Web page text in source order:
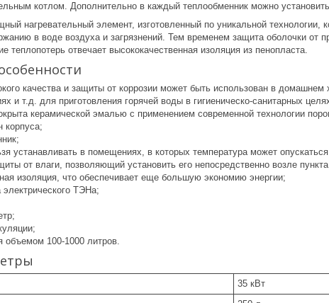
котлом. Дополнительно в каждый теплообменник можно
нагревательный элемент, изготовленный по уникальной технологии,
в воде воздуха и загрязнений. Тем временем защита оболочки от
теплопотерь отвечает высококачественная изоляция из пенопласта.
качества и защиты от коррозии может быть использован в
и т.д. для приготовления горячей воды в гигиеническо-санитарных
керамической эмалью с применением современной технологии
корпуса;
устанавливать в помещениях, в которых температура может
от влаги, позволяющий установить его непосредственно возле
изоляция, что обеспечивает еще большую экономию энергии;
ТЭНа;
объемом 100-1000 литров.
35 кВт